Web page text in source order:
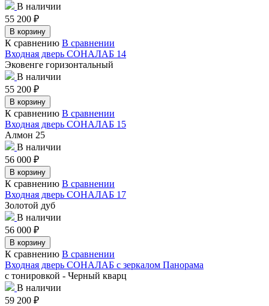
В наличии
55 200 ₽
В корзину
К сравнению В сравнении
Входная дверь СОНАЛАБ 14
Эковенге горизонтальный
В наличии
55 200 ₽
В корзину
К сравнению В сравнении
Входная дверь СОНАЛАБ 15
Алмон 25
В наличии
56 000 ₽
В корзину
К сравнению В сравнении
Входная дверь СОНАЛАБ 17
Золотой дуб
В наличии
56 000 ₽
В корзину
К сравнению В сравнении
Входная дверь СОНАЛАБ с зеркалом Панорама
с тонировкой - Черный кварц
В наличии
59 200 ₽